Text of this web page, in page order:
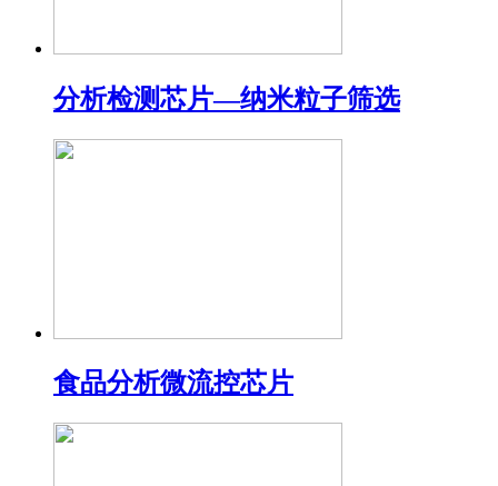
分析检测芯片—纳米粒子筛选
食品分析微流控芯片